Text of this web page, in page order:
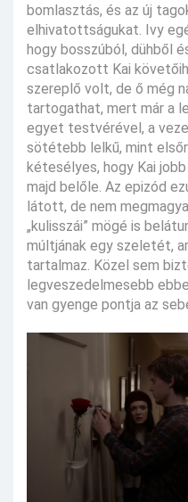
bomlasztás, és az új
elhivatottságukat. Ivy
hogy bosszúból, dühből
csatlakozott Kai
szereplő volt, de ő még
tartogathat, mert már a
egyet testvérével, a
sötétebb lelkű, mint
kétesélyes, hogy Kai
majd belőle. Az epizód
látott, de nem
„kulisszái” mögé is
múltjának egy szeletét,
tartalmaz. Közel sem
legveszedelmesebb
van gyenge pontja az